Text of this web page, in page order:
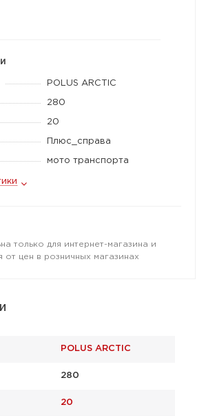
POLUS ARCTIC
280
20
Плюс_справа
мото транспорта
только для интернет-магазина и
от цен в розничных магазинах
POLUS ARCTIC
280
20